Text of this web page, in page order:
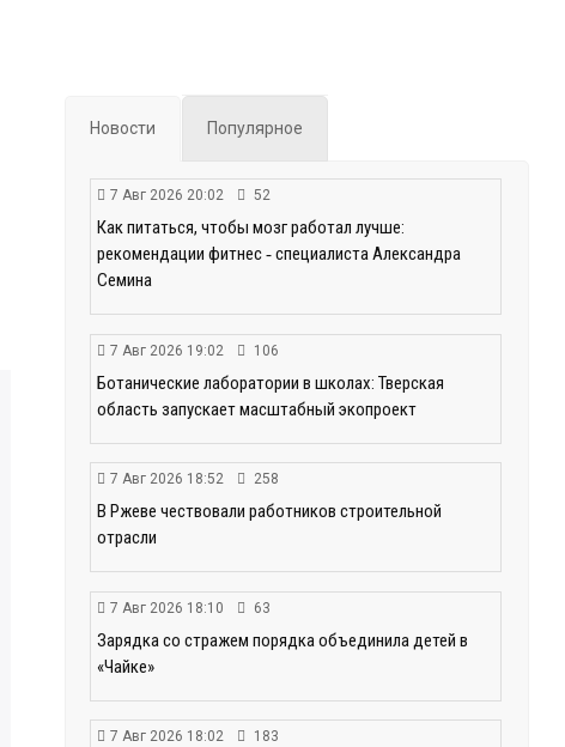
Новости Популярное
7 Авг 2026 20:02 52
Как питаться, чтобы мозг работал лучше:
рекомендации фитнес ‑ специалиста Александра
Семина
7 Авг 2026 19:02 106
Ботанические лаборатории в школах: Тверская
область запускает масштабный экопроект
7 Авг 2026 18:52 258
В Ржеве чествовали работников строительной
отрасли
7 Авг 2026 18:10 63
Зарядка со стражем порядка объединила детей в
«Чайке»
7 Авг 2026 18:02 183